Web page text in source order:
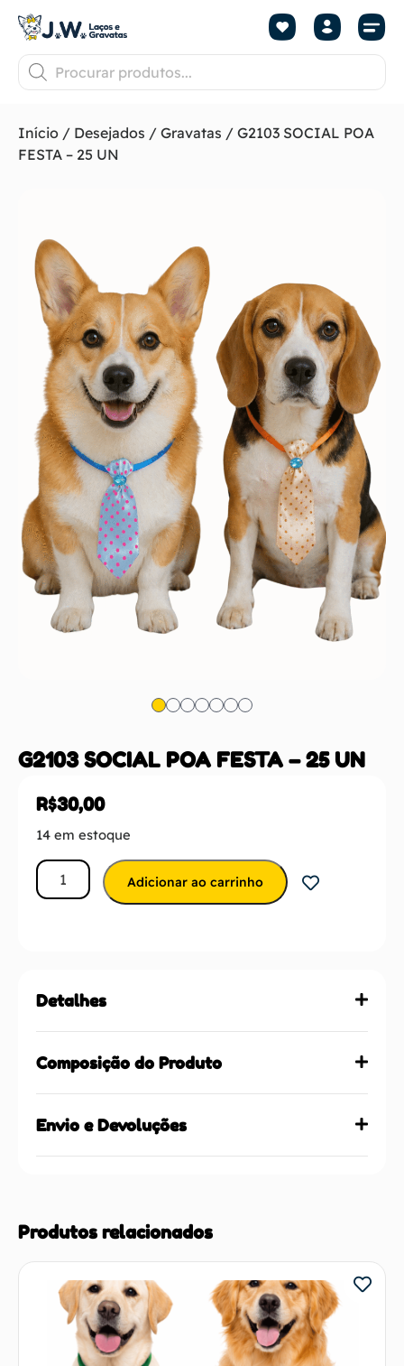
Início / Desejados / Gravatas / G2103 SOCIAL POA
FESTA – 25 UN
G2103 SOCIAL POA FESTA – 25 UN
R$30,00
14 em estoque
Adicionar ao carrinho
Detalhes
Composição do Produto
Envio e Devoluções
Produtos relacionados